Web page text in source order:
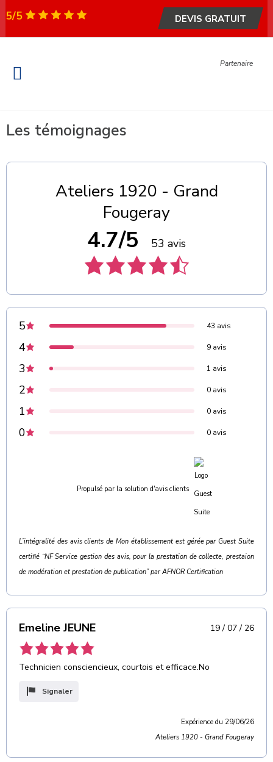
5/5 DEVIS GRATUIT
Partenaire
Les témoignages
Ateliers 1920 - Grand
Fougeray
4.7/5 53 avis
5 43 avis
4 9 avis
3 1 avis
2 0 avis
1 0 avis
0 0 avis
Propulsé par la solution d'avis clients
L’intégralité des avis clients de Mon établissement est gérée par Guest Suite
certifié “NF Service gestion des avis, pour la prestation de collecte, prestaion
de modération et prestation de publication” par AFNOR Certification
Emeline JEUNE 19 / 07 / 26
Technicien consciencieux, courtois et efficace.No
Signaler
Expérience du 29/06/26
Ateliers 1920 - Grand Fougeray